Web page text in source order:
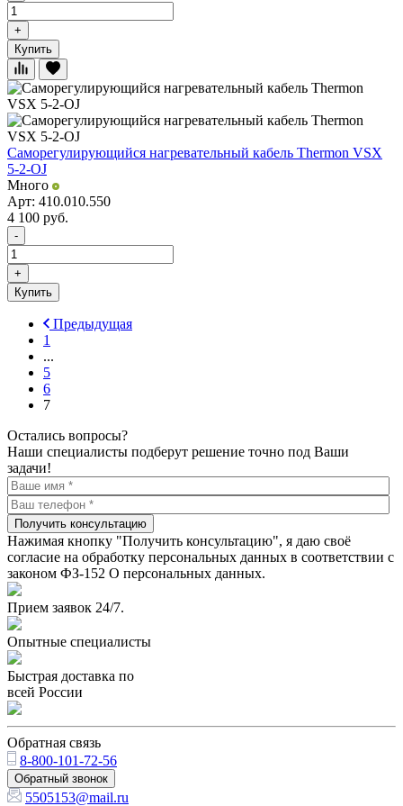
+
Купить
Саморегулирующийся нагревательный кабель Thermon VSX
5-2-OJ
Много
Арт: 410.010.550
4 100 руб.
-
+
Купить
Предыдущая
1
...
5
6
7
Остались вопросы?
Наши специалисты подберут решение точно под Ваши
задачи!
Получить консультацию
Нажимая кнопку "Получить консультацию", я даю своё
согласие на обработку персональных данных в соответствии с
законом ФЗ-152 О персональных данных.
Прием заявок 24/7.
Опытные специалисты
Быстрая доставка по
всей России
Обратная связь
8-800-101-72-56
Обратный звонок
5505153@mail.ru